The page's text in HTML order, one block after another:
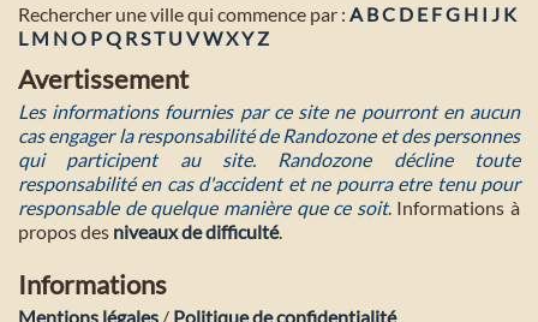
Rechercher une ville qui commence par : A BC D E FG H I J K
L M NO PQ RST U VWXYZ
Avertissement
Les informations fournies par ce site ne pourront en aucun
cas engager la responsabilité de Randozone et des personnes
qui participent au site. Randozone décline toute
responsabilité en cas d'accident et ne pourra etre tenu pour
responsable de quelque manière que ce soit. Informations à
propos des niveaux de difficulté.
Informations
Mentions légales / Politique de confidentialité